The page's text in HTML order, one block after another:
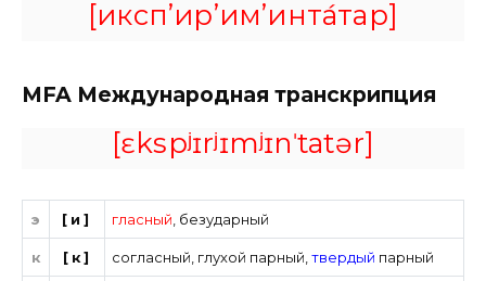
[иксп’ир’им’инта́тар]
MFA Международная транскрипция
[ɛkspʲɪrʲɪmʲɪnˈtatər]
э [и] гласный безударный
к [к] согласный глухой парный ,твердый парный